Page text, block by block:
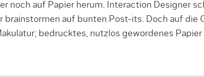
noch auf Papier herum. Interaction Designer
brainstormen auf bunten Post-its. Doch auf die
bedrucktes, nutzlos gewordenes